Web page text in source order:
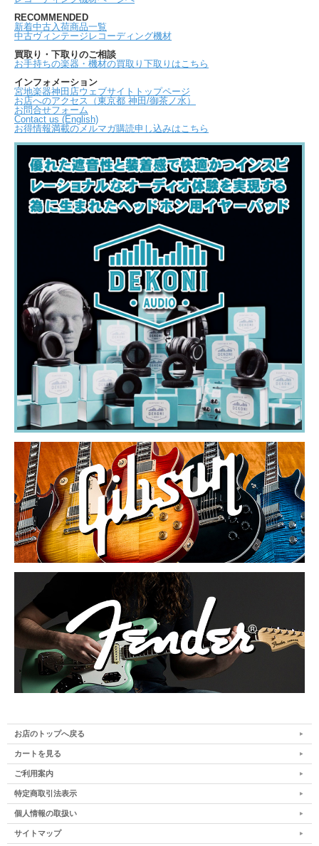
RECOMMENDED
新着中古入荷商品一覧
中古ヴィンテージレコーディング機材
買取り・下取りのご相談
お手持ちの楽器・機材の買取り下取りはこちら
インフォメーション
宮地楽器神田店ウェブサイトトップページ
お店へのアクセス（東京都 神田/御茶ノ水）
お問合せフォーム
Contact us (English)
お得情報満載のメルマガ購読申し込みはこちら
お店のトップへ戻る
カートを見る
ご利用案内
特定商取引法表示
個人情報の取扱い
サイトマップ